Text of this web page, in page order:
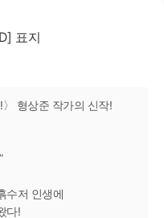
형상준 작가의 신작!
수저 인생에
다!